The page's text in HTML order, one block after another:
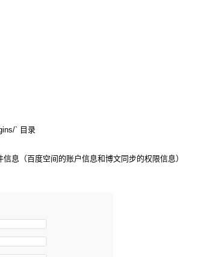
` 目录
息（百度空间的账户信息和博文同步的权限信息）